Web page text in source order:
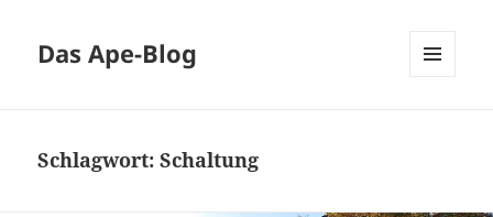
Das Ape-Blog
Schlagwort:Schaltung